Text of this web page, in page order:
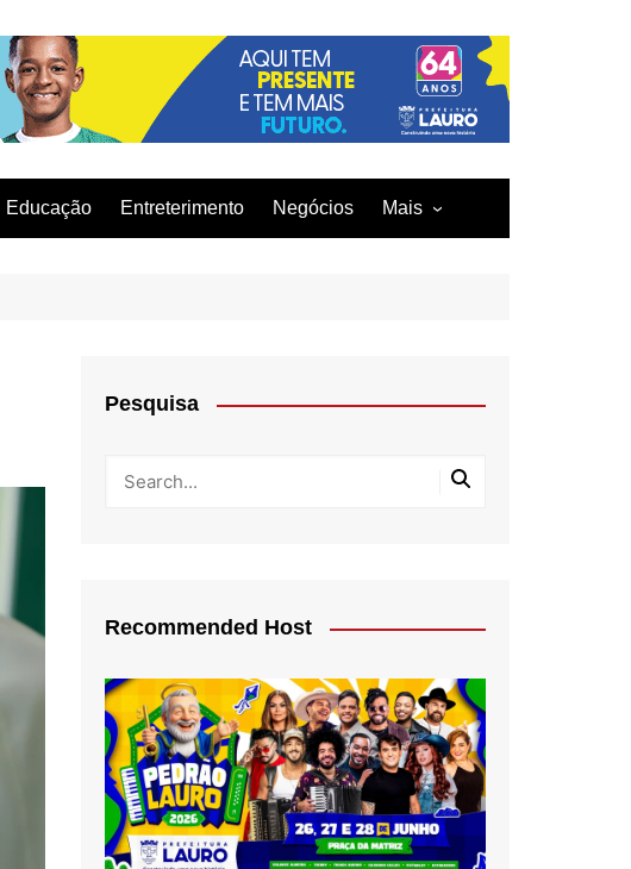
Educação Entreterimento Negócios Mais
Moda
Pesquisa
Recommended Host